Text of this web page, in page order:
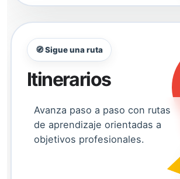
🧭 Sigue una ruta
Itinerarios
Avanza paso a paso con rutas
de aprendizaje orientadas a
objetivos profesionales.